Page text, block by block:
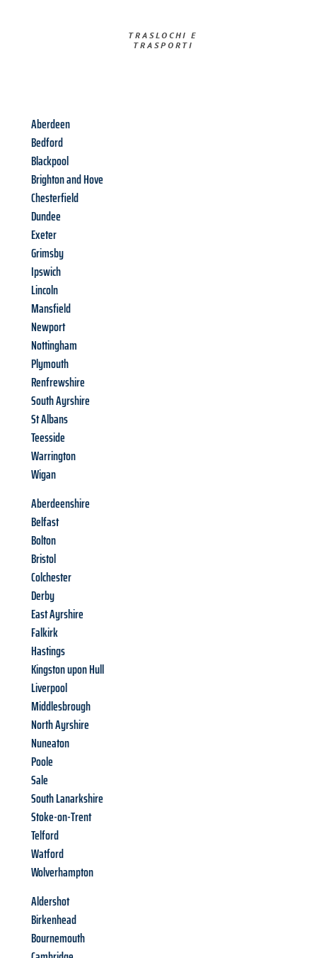
TRASLOCHI E
TRASPORTI​
Aberdeen
Bedford
Blackpool
Brighton and Hove
Chesterfield
Dundee
Exeter
Grimsby
Ipswich
Lincoln
Mansfield
Newport
Nottingham
Plymouth
Renfrewshire
South Ayrshire
St Albans
Teesside
Warrington
Wigan
Aberdeenshire
Belfast
Bolton
Bristol
Colchester
Derby
East Ayrshire
Falkirk
Hastings
Kingston upon Hull
Liverpool
Middlesbrough
North Ayrshire
Nuneaton
Poole
Sale
South Lanarkshire
Stoke-on-Trent
Telford
Watford
Wolverhampton
Aldershot
Birkenhead
Bournemouth